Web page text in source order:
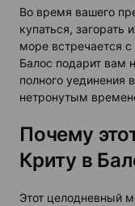
Во время вашего
купаться, загорать
море встречается
Балос подарит вам
полного уединения
нетронутым
Почему
Критy в
Этот целодневный